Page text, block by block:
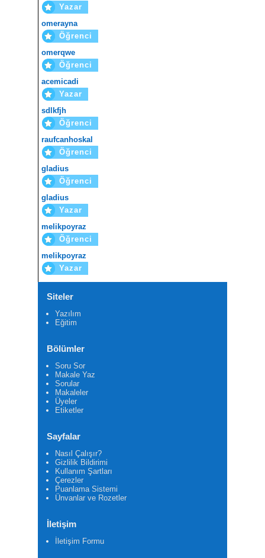
Yazar
omerayna
Öğrenci
omerqwe
Öğrenci
acemicadi
Yazar
sdlkfjh
Öğrenci
raufcanhoskal
Öğrenci
gladius
Öğrenci
gladius
Yazar
melikpoyraz
Öğrenci
melikpoyraz
Yazar
Siteler
Yazılım
Eğitim
Bölümler
Soru Sor
Makale Yaz
Sorular
Makaleler
Üyeler
Etiketler
Sayfalar
Nasıl Çalışır?
Gizlilik Bildirimi
Kullanım Şartları
Çerezler
Puanlama Sistemi
Ünvanlar ve Rozetler
İletişim
İletişim Formu